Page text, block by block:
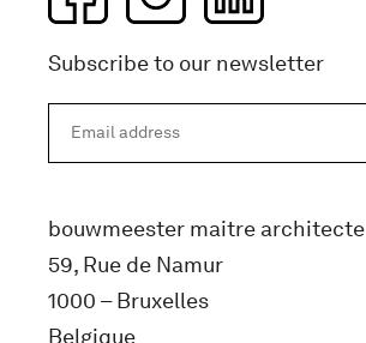
Subscribe to our newsletter
bouwmeester maitre architecte
59, Rue de Namur
1000 – Bruxelles
Belgique